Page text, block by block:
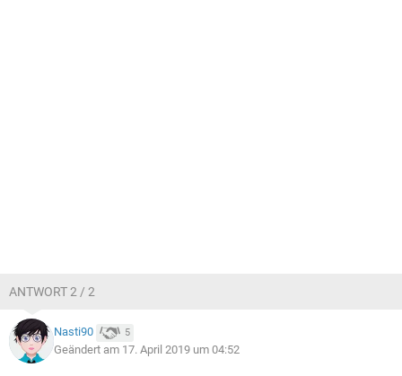
ANTWORT 2 / 2
Nasti90 5
Geändert am 17. April 2019 um 04:52